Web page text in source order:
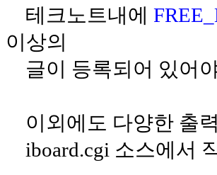
테크노트내에
이상의
글이 등록되어 있어
이외에도 다양한 출
iboard.cgi 소스에서